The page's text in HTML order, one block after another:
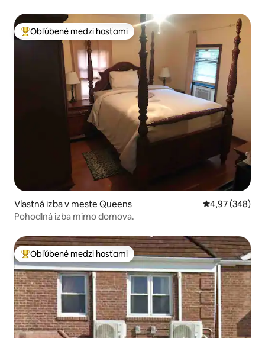
Najobľúbenejšie medzi hosťami
Obľúbené medzi hosťami
Vlastná izba v meste Queens Priemerné
4,97 (348)
Pohodlná izba mimo domova.
Najobľúbenejšie medzi hosťami
Obľúbené medzi hosťami